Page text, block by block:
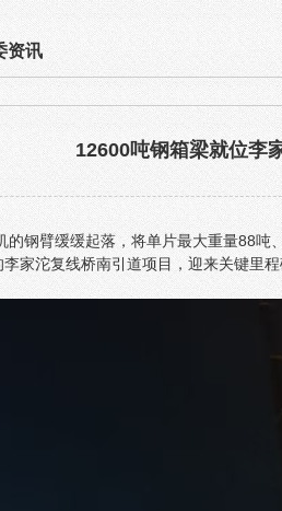
资讯
12600吨钢箱梁就位李
的钢臂缓缓起落，将单片最大重量88
家沱复线桥南引道项目，迎来关键